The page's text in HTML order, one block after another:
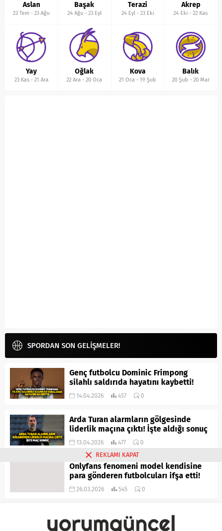
Aslan
23 Tem -23 Ağu
Başak
24 Ağu- 23 Eyl
Terazi
24 Eyl- 23 Eki
Akrep
24 Eki -22 Kas
Yay
23 Kas- 21 Ara
Oğlak
22 Ara -20 Oca
Kova
21 Oca -19 Şub
Balık
20 Şub - 20 Mar
SPORDAN SON GELİŞMELER!
Genç futbolcu Dominic Frimpong
silahlı saldırıda hayatını kaybetti!
14.04.2026 457 0
Arda Turan alarmların gölgesinde
liderlik maçına çıktı! İşte aldığı sonuç
13.04.2026 477 0
Onlyfans fenomeni model kendisine
para gönderen futbolcuları ifşa etti!
26.03.2026 545 0
REKLAMI KAPAT